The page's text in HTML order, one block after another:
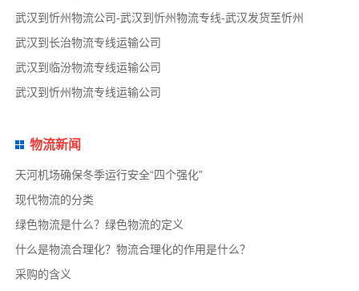
武汉到忻州物流公司-武汉到忻州物流专线-武汉发货至忻州
武汉到长治物流专线运输公司
武汉到临汾物流专线运输公司
武汉到忻州物流专线运输公司
物流新闻
天河机场确保冬季运行安全“四个强化”
现代物流的分类
绿色物流是什么？绿色物流的定义
什么是物流合理化？物流合理化的作用是什么？
采购的含义